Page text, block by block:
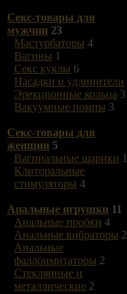
Секс-товары для
мужчин 23
Мастурбаторы 4
Вагины 1
Секс куклы 6
Насадки и удлинители
Эрекционные кольца 3
Вакуумные помпы 3
Секс-товары для
женщин 5
Вагинальные шарики 1
Клиторальные
стимуляторы 4
Анальные игрушки 11
Анальные пробки 4
Анальные вибраторы 2
Анальные
фаллоимитаторы 2
Стеклянные и
металлические 2